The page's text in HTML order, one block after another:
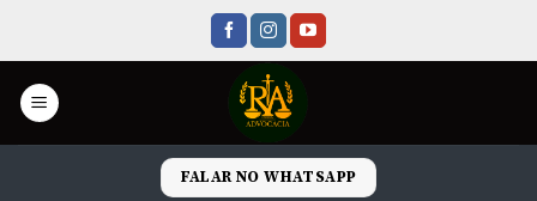
FALAR NO WHATSAPP